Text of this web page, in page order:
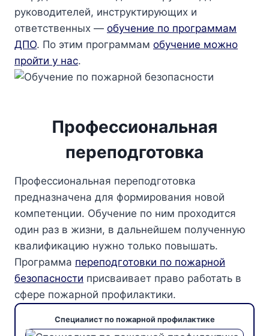
руководителей, инструктирующих и
ответственных — обучение по программам
ДПО. По этим программам обучение можно
пройти у нас.
Профессиональная
переподготовка
Профессиональная переподготовка
предназначена для формирования новой
компетенции. Обучение по ним проходится
один раз в жизни, в дальнейшем полученную
квалификацию нужно только повышать.
Программа переподготовки по пожарной
безопасности присваивает право работать в
сфере пожарной профилактики.
Специалист по пожарной профилактике